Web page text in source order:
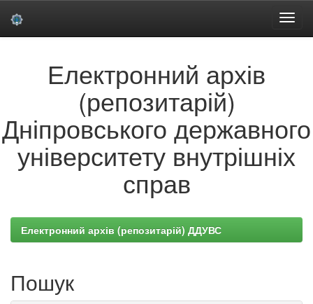
Електронний архів
(репозитарій)
Дніпровського державного
університету внутрішніх
справ
Електронний архів (репозитарій) ДДУВС
Пошук